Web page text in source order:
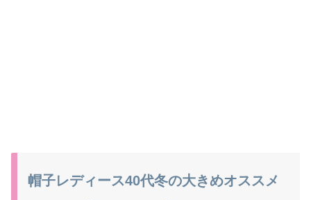
帽子レディース40代冬の大きめオススメ